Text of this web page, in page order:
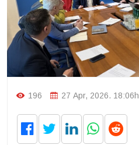
196 27 Apr, 2026. 18:06h